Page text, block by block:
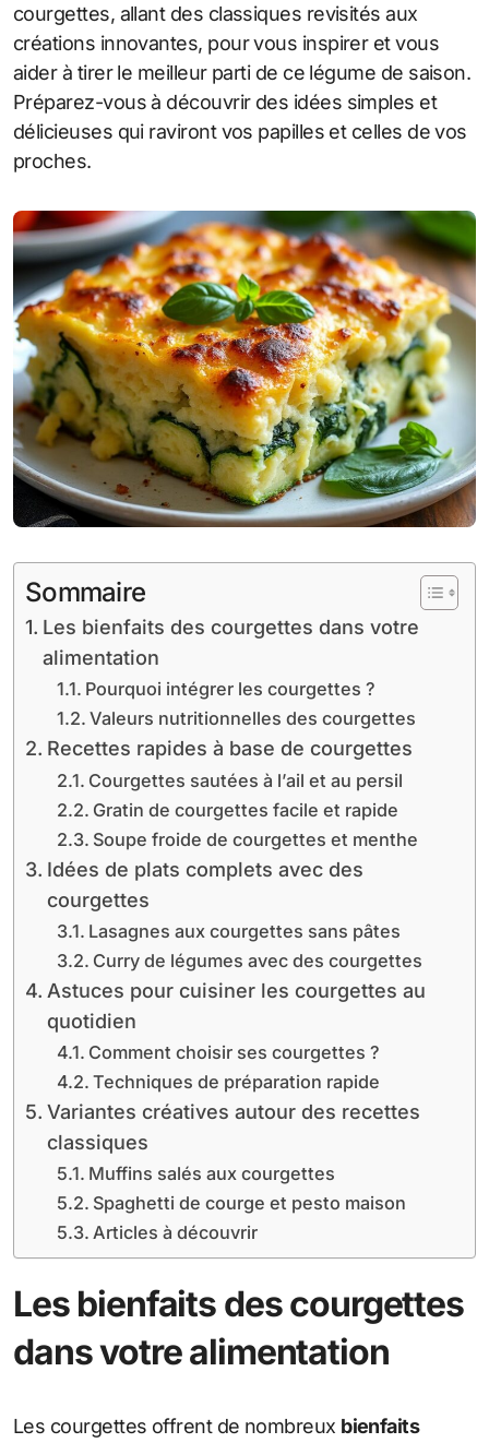
courgettes, allant des classiques revisités aux
créations innovantes, pour vous inspirer et vous
aider à tirer le meilleur parti de ce légume de saison.
Préparez-vous à découvrir des idées simples et
délicieuses qui raviront vos papilles et celles de vos
proches.
Sommaire
Les bienfaits des courgettes dans votre
alimentation
Pourquoi intégrer les courgettes ?
Valeurs nutritionnelles des courgettes
Recettes rapides à base de courgettes
Courgettes sautées à l’ail et au persil
Gratin de courgettes facile et rapide
Soupe froide de courgettes et menthe
Idées de plats complets avec des
courgettes
Lasagnes aux courgettes sans pâtes
Curry de légumes avec des courgettes
Astuces pour cuisiner les courgettes au
quotidien
Comment choisir ses courgettes ?
Techniques de préparation rapide
Variantes créatives autour des recettes
classiques
Muffins salés aux courgettes
Spaghetti de courge et pesto maison
Articles à découvrir
Les bienfaits des courgettes
dans votre alimentation
Les courgettes offrent de nombreux bienfaits